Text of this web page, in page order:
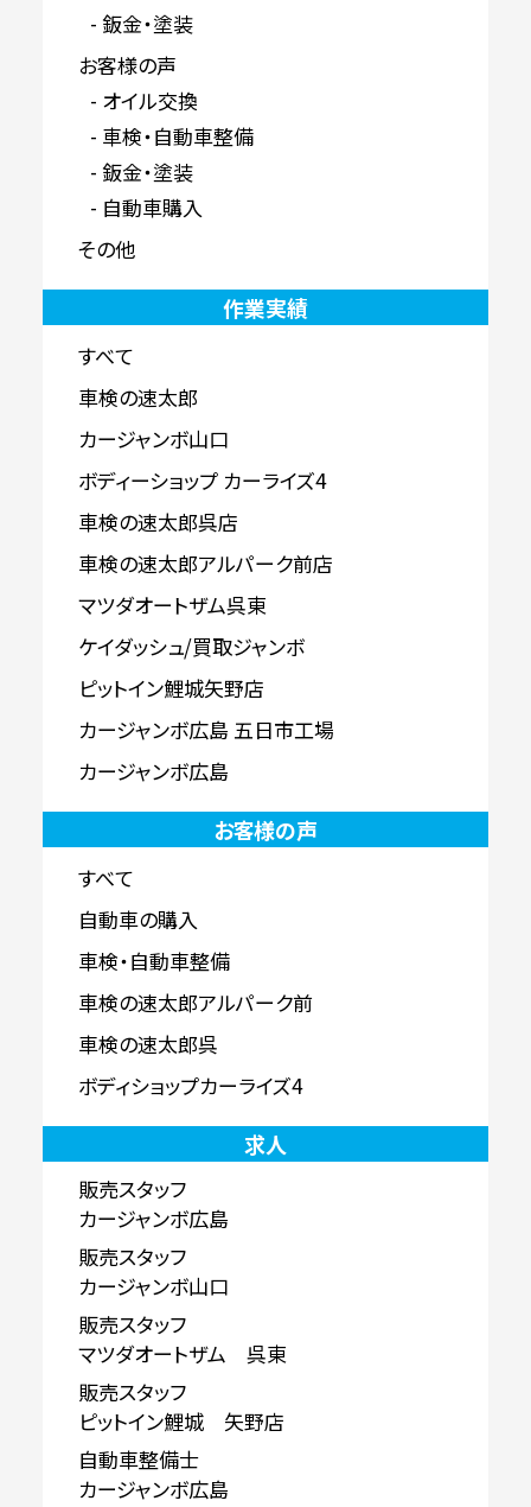
鈑金・塗装
お客様の声
オイル交換
車検・自動車整備
鈑金・塗装
自動車購入
その他
作業実績
すべて
車検の速太郎
カージャンボ山口
ボディーショップ カーライズ4
車検の速太郎呉店
車検の速太郎アルパーク前店
マツダオートザム呉東
ケイダッシュ/買取ジャンボ
ピットイン鯉城矢野店
カージャンボ広島 五日市工場
カージャンボ広島
お客様の声
すべて
自動車の購入
車検・自動車整備
車検の速太郎アルパーク前
車検の速太郎呉
ボディショップカーライズ4
求人
販売スタッフ
カージャンボ広島
販売スタッフ
カージャンボ山口
販売スタッフ
マツダオートザム 呉東
販売スタッフ
ピットイン鯉城 矢野店
自動車整備士
カージャンボ広島